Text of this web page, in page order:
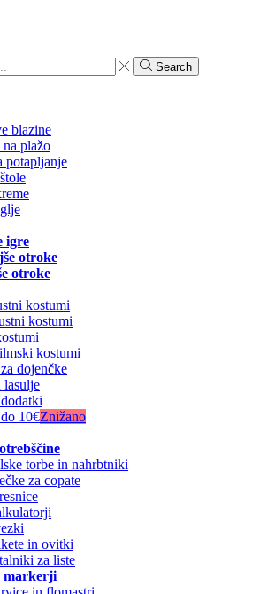
Search
blazine
na plažo
potapljanje
igre
otroke
otroke
kostumi
kostumi
kostumi
dojenčke
lasulje
10€Znižano
torbe in nahrbtniki
za copate
in ovitki
za liste
markerji